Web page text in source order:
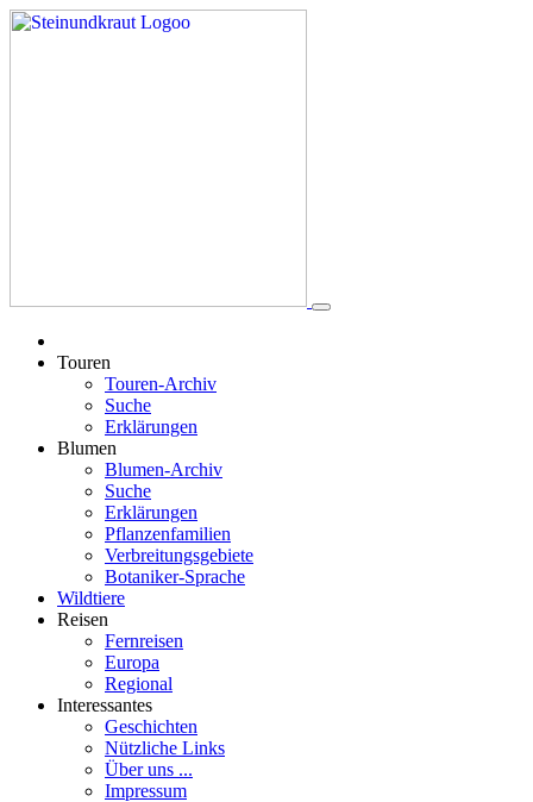
Touren
Touren-Archiv
Suche
Erklärungen
Blumen
Blumen-Archiv
Suche
Erklärungen
Pflanzenfamilien
Verbreitungsgebiete
Botaniker-Sprache
Wildtiere
Reisen
Fernreisen
Europa
Regional
Interessantes
Geschichten
Nützliche Links
Über uns ...
Impressum